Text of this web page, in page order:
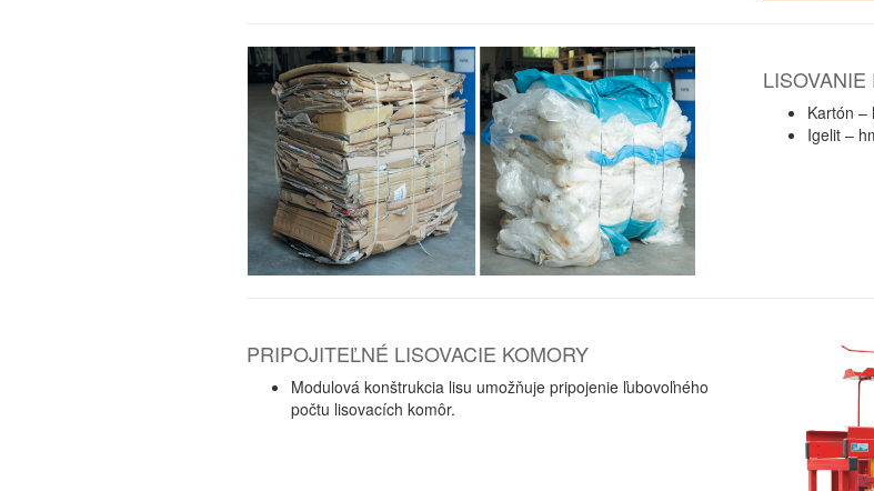
Kartón –
Igelit –
PRIPOJITEĽNÉ LISOVACIE KOMORY
Modulová konštrukcia lisu umožňuje pripojenie ľubovoľného
počtu lisovacích komôr.